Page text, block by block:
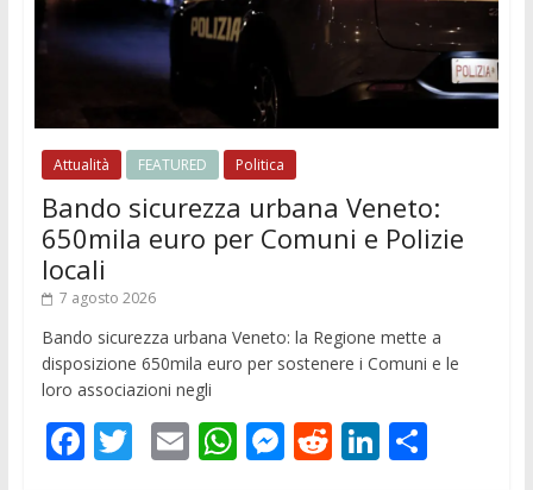
Attualità FEATURED Politica
Bando sicurezza urbana Veneto:
650mila euro per Comuni e Polizie
locali
7 agosto 2026
Bando sicurezza urbana Veneto: la Regione mette a
disposizione 650mila euro per sostenere i Comuni e le
loro associazioni negli
F T E W M R Li C